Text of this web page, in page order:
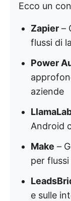
Ecco un
Zapier –
flussi di
Power
aziende
Android
Make –
per
e sulle